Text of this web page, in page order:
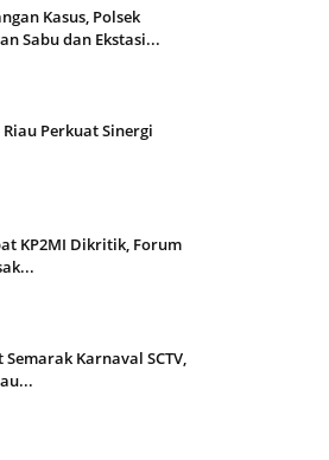
Kasus, Polsek
Sabu dan Ekstasi...
Riau Perkuat Sinergi
KP2MI Dikritik, Forum
Karnaval SCTV,